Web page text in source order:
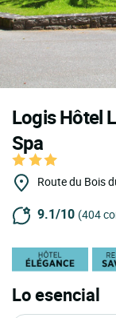
Logis Hôtel
Spa
Route du Bois
9.1/10 (404
Lo esencial